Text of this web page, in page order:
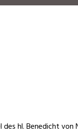
hl. Benedicht von